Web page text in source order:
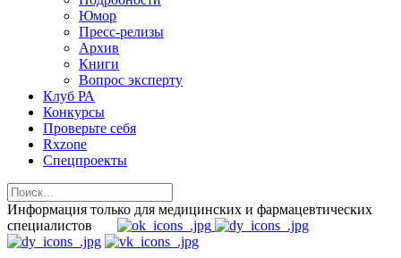
Юмор
Пресс-релизы
Архив
Книги
Вопрос эксперту
Клуб РА
Конкурсы
Проверьте себя
Rxzone
Спецпроекты
Информация только для медицинских и фармацевтических
специалистов